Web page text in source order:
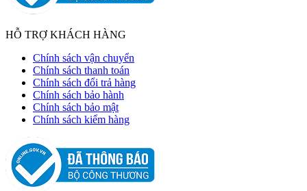
HỖ TRỢ KHÁCH HÀNG
Chính sách vận chuyển
Chính sách thanh toán
Chính sách đổi trả hàng
Chính sách bảo hành
Chính sách bảo mật
Chính sách kiểm hàng